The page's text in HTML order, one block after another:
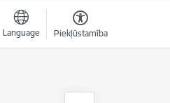
Language Piekļūstamība